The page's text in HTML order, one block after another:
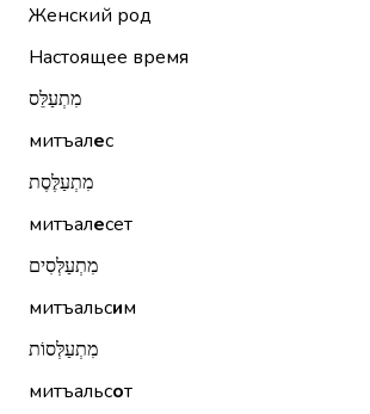
Женский род
Настоящее время
מִתְעַלֵּס
митъалес
מִתְעַלֶּסֶת
митъалесет
מִתְעַלְּסִים
митъальсим
מִתְעַלְּסוֹת
митъальсот